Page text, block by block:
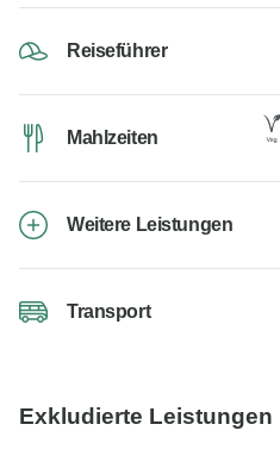
Reiseführer
Mahlzeiten
Weitere Leistungen
Transport
Exkludierte Leistungen